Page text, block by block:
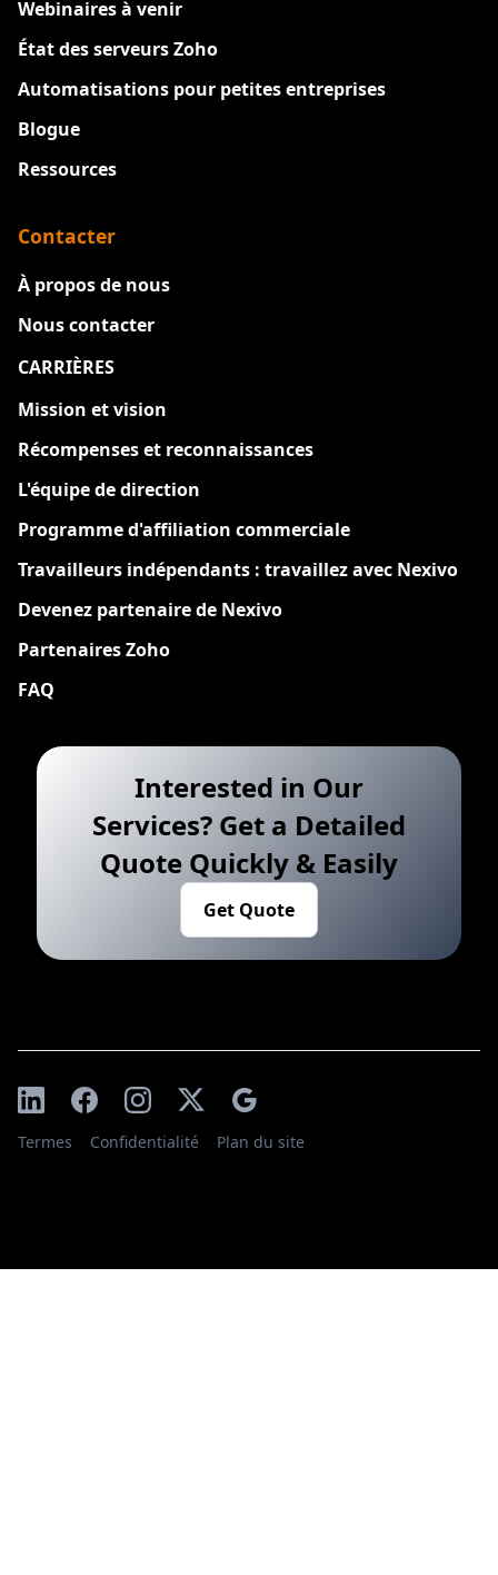
Webinaires à venir
État des serveurs Zoho
Automatisations pour petites entreprises
Blogue
Ressources
Contacter
À propos de nous
Nous contacter
CARRIÈRES
Mission et vision
Récompenses et reconnaissances
L'équipe de direction
Programme d'affiliation commerciale
Travailleurs indépendants : travaillez avec Nexivo
Devenez partenaire de Nexivo
Partenaires Zoho
FAQ
Interested in Our
Services? Get a Detailed
Quote Quickly & Easily
Get Quote
Termes Confidentialité Plan du site